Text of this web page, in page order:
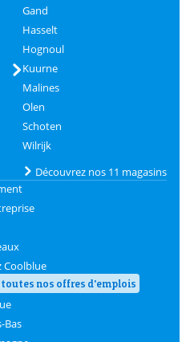
Gand
Hasselt
Hognoul
Kuurne
Malines
Olen
Schoten
Wilrijk
Découvrez nos 11 magasins
Coolblue
toutes nos offres d'emplois
Bas